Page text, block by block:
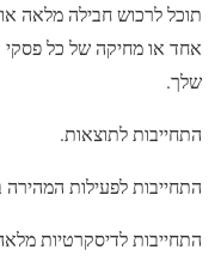
תוכל לרכוש חבילה מלאה
אחד או מחיקה של כל
שלך.
התחייבות לתוצאות.
התחייבות לפעילות המהירה
התחייבות לדיסקרטיות